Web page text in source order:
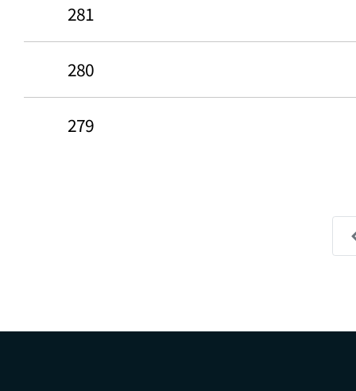
281
280
279